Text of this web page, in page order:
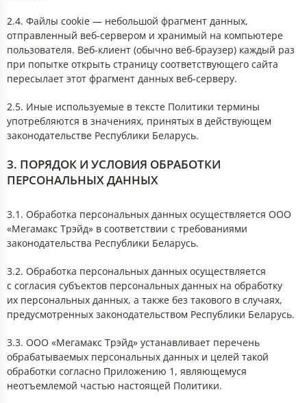
2.4. Файлы сookie — небольшой фрагмент данных,
отправленный веб-сервером и хранимый на компьютере
пользователя. Веб-клиент (обычно веб-браузер) каждый раз
при попытке открыть страницу соответствующего сайта
пересылает этот фрагмент данных веб-серверу.
2.5. Иные используемые в тексте Политики термины
употребляются в значениях, принятых в действующем
законодательстве Республики Беларусь.
3. ПОРЯДОК И УСЛОВИЯ ОБРАБОТКИ
ПЕРСОНАЛЬНЫХ ДАННЫХ
3.1. Обработка персональных данных осуществляется ООО
«Мегамакс Трэйд» в соответствии с требованиями
законодательства Республики Беларусь.
3.2. Обработка персональных данных осуществляется
с согласия субъектов персональных данных на обработку
их персональных данных, а также без такового в случаях,
предусмотренных законодательством Республики Беларусь.
3.3. ООО «Мегамакс Трэйд» устанавливает перечень
обрабатываемых персональных данных и целей такой
обработки согласно Приложению 1, являющемуся
неотъемлемой частью настоящей Политики.